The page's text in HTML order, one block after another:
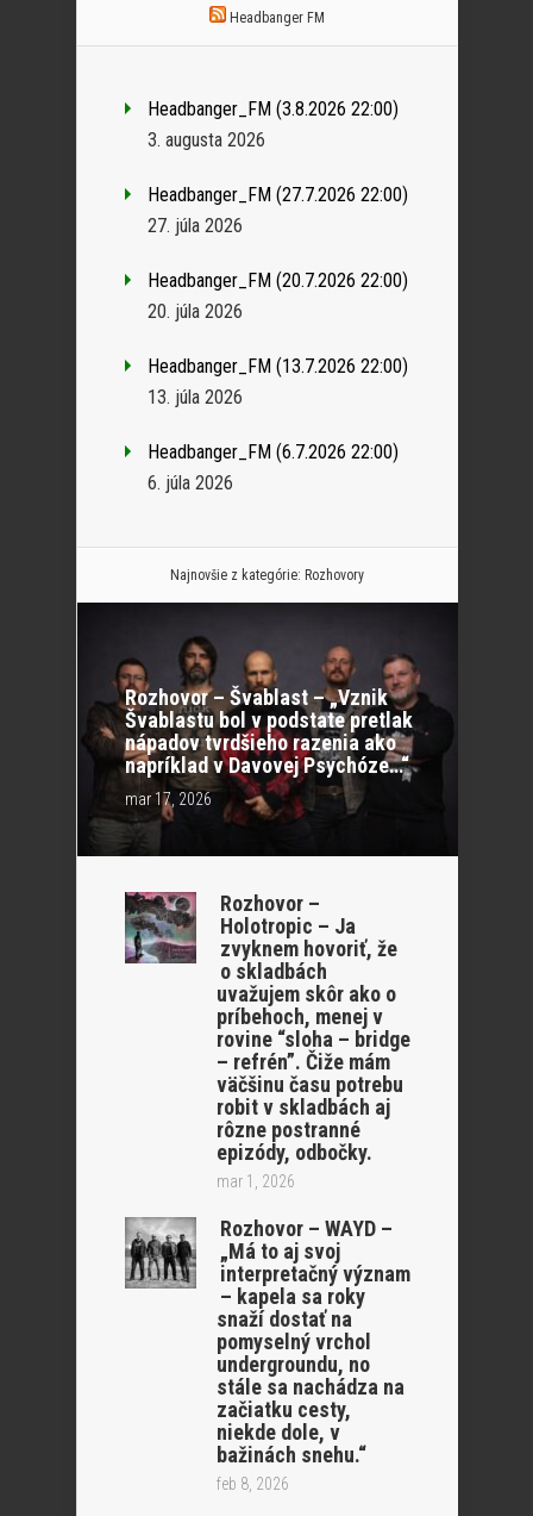
Headbanger FM
Headbanger_FM (3.8.2026 22:00)
3. augusta 2026
Headbanger_FM (27.7.2026 22:00)
27. júla 2026
Headbanger_FM (20.7.2026 22:00)
20. júla 2026
Headbanger_FM (13.7.2026 22:00)
13. júla 2026
Headbanger_FM (6.7.2026 22:00)
6. júla 2026
Najnovšie z kategórie: Rozhovory
Rozhovor – Švablast – „Vznik
Švablastu bol v podstate pretlak
nápadov tvrdšieho razenia ako
napríklad v Davovej Psychóze…“
mar 17, 2026
Rozhovor –
Holotropic – Ja
zvyknem hovoriť, že
o skladbách
uvažujem skôr ako o
príbehoch, menej v
rovine “sloha – bridge
– refrén”. Čiže mám
väčšinu času potrebu
robit v skladbách aj
rôzne postranné
epizódy, odbočky.
mar 1, 2026
Rozhovor – WAYD –
„Má to aj svoj
interpretačný význam
– kapela sa roky
snaží dostať na
pomyselný vrchol
undergroundu, no
stále sa nachádza na
začiatku cesty,
niekde dole, v
bažinách snehu.“
feb 8, 2026